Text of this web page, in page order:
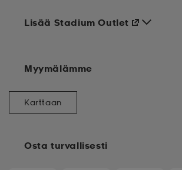
Osta turvallisesti
Lisää Stadium Outlet
Myymälämme
Karttaan